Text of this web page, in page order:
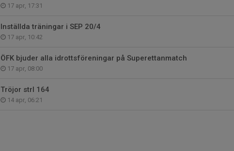
17 apr, 17:31
Inställda träningar i SEP 20/4
17 apr, 10:42
ÖFK bjuder alla idrotts­före­ningar på Super­ettan­match
17 apr, 08:00
Tröjor strl 164
14 apr, 06:21